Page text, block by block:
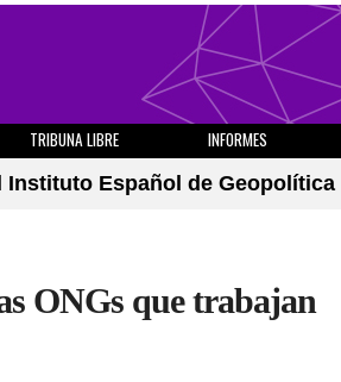
TRIBUNA LIBRE INFORMES
Instituto Español de Geopolítica
ONGs que trabajan